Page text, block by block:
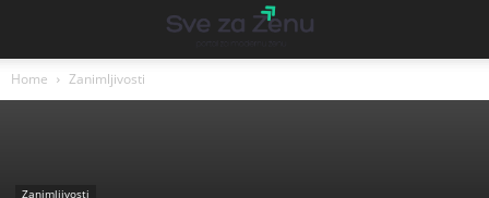
Home Zanimljivosti
Zanimljivosti